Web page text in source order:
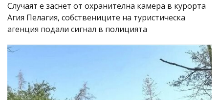
Случаят е заснет от охранителна камера в курорта
Агия Пелагия, собствениците на туристическа
агенция подали сигнал в полицията